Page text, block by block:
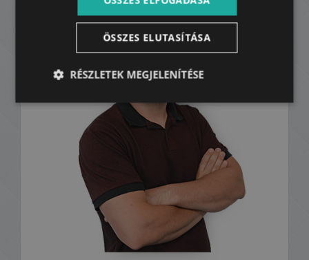
ÖSSZES ELUTASÍTÁSA
RÉSZLETEK MEGJELENÍTÉSE